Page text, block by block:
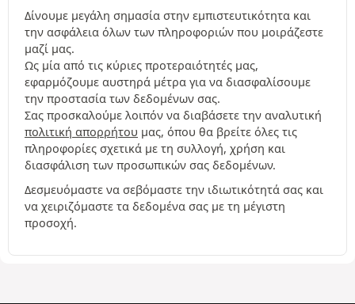
Δίνουμε μεγάλη σημασία στην εμπιστευτικότητα και
την ασφάλεια όλων των πληροφοριών που μοιράζεστε
μαζί μας.
Ως μία από τις κύριες προτεραιότητές μας,
εφαρμόζουμε αυστηρά μέτρα για να διασφαλίσουμε
την προστασία των δεδομένων σας.
Σας προσκαλούμε λοιπόν να διαβάσετε την αναλυτική
πολιτική απορρήτου μας, όπου θα βρείτε όλες τις
πληροφορίες σχετικά με τη συλλογή, χρήση και
διασφάλιση των προσωπικών σας δεδομένων.
Δεσμευόμαστε να σεβόμαστε την ιδιωτικότητά σας και
να χειριζόμαστε τα δεδομένα σας με τη μέγιστη
προσοχή.